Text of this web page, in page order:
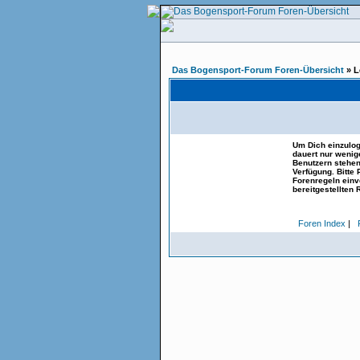
Das Bogensport-Forum Foren-Übersicht »
Um Dich
dauert nur
Benutzern
Verfügung. Bitte
Forenregeln
bereitgestellten
Foren Index |